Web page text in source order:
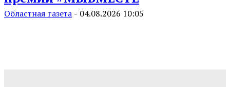
Областная газета - 04.08.2026 10:05